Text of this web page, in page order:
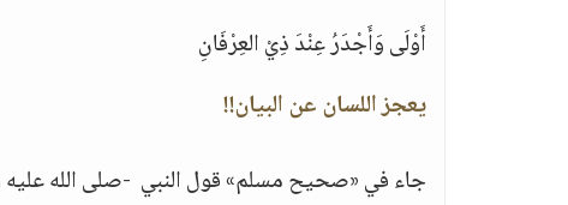
أَوْلَى وَأَجْدَرُ عِنْدَ ذِيْ العِرْفَانِ
يعجز اللسان عن البيان!!
جاء في «صحيح مسلم» قول النبي -صلى الله